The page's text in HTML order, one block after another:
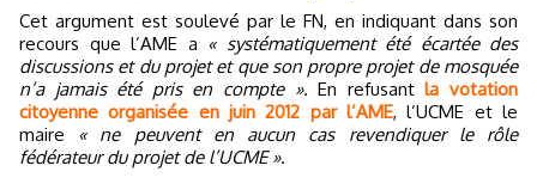
Cet argument est soulevé par le FN, en indiquant dans son
recours que l’AME a « systématiquement été écartée des
discussions et du projet et que son propre projet de mosquée
n’a jamais été pris en compte ». En refusantla votation
citoyenne organisée en juin 2012 par l’AME, l’UCME et le
maire « ne peuvent en aucun cas revendiquer le rôle
fédérateur du projet de l’UCME ».